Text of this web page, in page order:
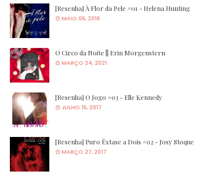
[Resenha] À Flor da Pele #01 - Helena Hunting
MAIO 06, 2016
O Circo da Noite || Erin Morgenstern
MARÇO 24, 2021
[Resenha] O Jogo #03 - Elle Kennedy
JULHO 15, 2017
[Resenha] Puro Êxtase a Dois #02 - Josy Stoque
MARÇO 27, 2017